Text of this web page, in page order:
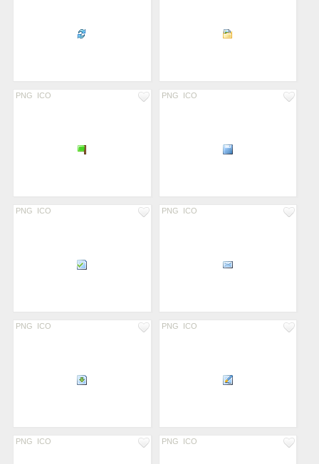
PNG ICO PNG ICO
PNG ICO PNG ICO
PNG ICO PNG ICO
PNG ICO PNG ICO